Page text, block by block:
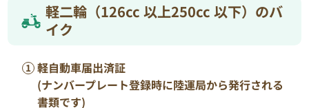
軽二輪（126cc 以上250cc 以下）のバ
イク
軽自動車届出済証
(ナンバープレート登録時に陸運局から発行される
書類です)